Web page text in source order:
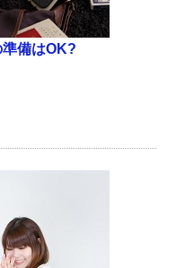
備はOK?